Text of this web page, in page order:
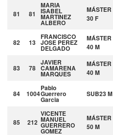
81 81
MARIA
ISABEL
MARTINEZ
ALBERO
MÁSTER
30 F
82 13
FRANCISCO
JOSE PEREZ
DELGADO
MÁSTER
40 M
83 78
JAVIER
CAMARENA
MARQUES
MÁSTER
40 M
84 1004
Pablo
Guerrero
Garcia
SUB23 M
85 212
VICENTE
MANUEL
GUERRERO
GOMEZ
MÁSTER
50 M